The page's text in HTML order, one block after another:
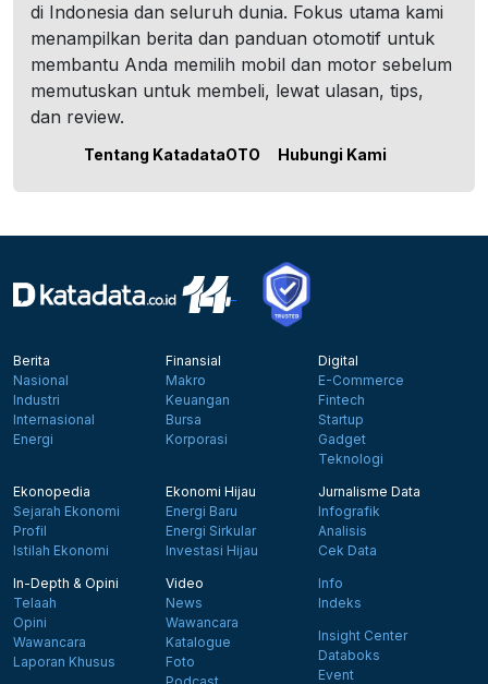
di Indonesia dan seluruh dunia. Fokus utama kami
menampilkan berita dan panduan otomotif untuk
membantu Anda memilih mobil dan motor sebelum
memutuskan untuk membeli, lewat ulasan, tips,
dan review.
Tentang KatadataOTO Hubungi Kami
Berita
Nasional
Industri
Internasional
Energi
Finansial
Makro
Keuangan
Bursa
Korporasi
Digital
E-Commerce
Fintech
Startup
Gadget
Teknologi
Ekonopedia
Sejarah Ekonomi
Profil
Istilah Ekonomi
Ekonomi Hijau
Energi Baru
Energi Sirkular
Investasi Hijau
Jurnalisme Data
Infografik
Analisis
Cek Data
In-Depth & Opini
Telaah
Opini
Wawancara
Laporan Khusus
Video
News
Wawancara
Katalogue
Foto
Info
Indeks
Insight Center
Databoks
Event